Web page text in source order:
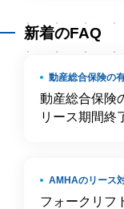
新着のFAQ
動産総合保険の
動産総合保険
リース期間終
AMHAのリース
フォークリフ